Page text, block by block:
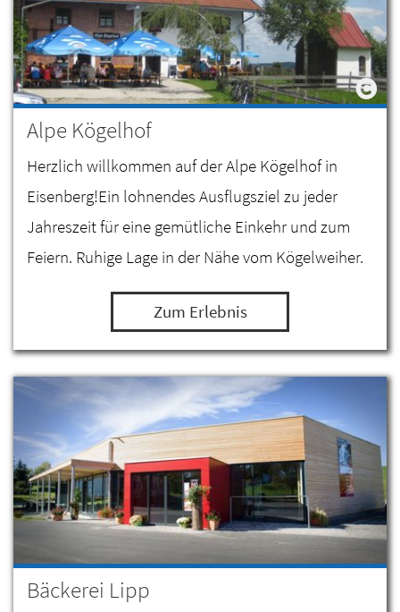
Alpe Kögelhof
Herzlich willkommen auf der Alpe Kögelhof in
Eisenberg!Ein lohnendes Ausflugsziel zu jeder
Jahreszeit für eine gemütliche Einkehr und zum
Feiern. Ruhige Lage in der Nähe vom Kögelweiher.
Zum Erlebnis
Bäckerei Lipp